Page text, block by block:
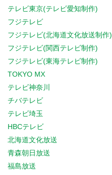
テレビ東京(テレビ愛知制作)
フジテレビ
フジテレビ(北海道文化放送制作)
フジテレビ(関西テレビ制作)
フジテレビ(東海テレビ制作)
TOKYO MX
テレビ神奈川
チバテレビ
テレビ埼玉
HBCテレビ
北海道文化放送
青森朝日放送
福島放送